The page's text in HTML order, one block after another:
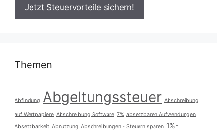
Themen
Abfindung Abgeltungssteuer Abschreibung
auf Wertpapiere Abschreibung Software 7% absetzbaren Aufwendungen
Absetzbarkeit Abnutzung Abschreibungen - Steuern sparen 1%-